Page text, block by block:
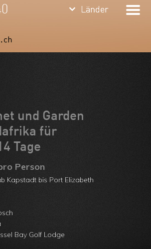
keyboard_arrow_down Länder
Simbabwe
keyboard_arrow_down Länder
und Garden
für
Tage
Person
Kapstadt bis Port Elizabeth
Bay Golf Lodge